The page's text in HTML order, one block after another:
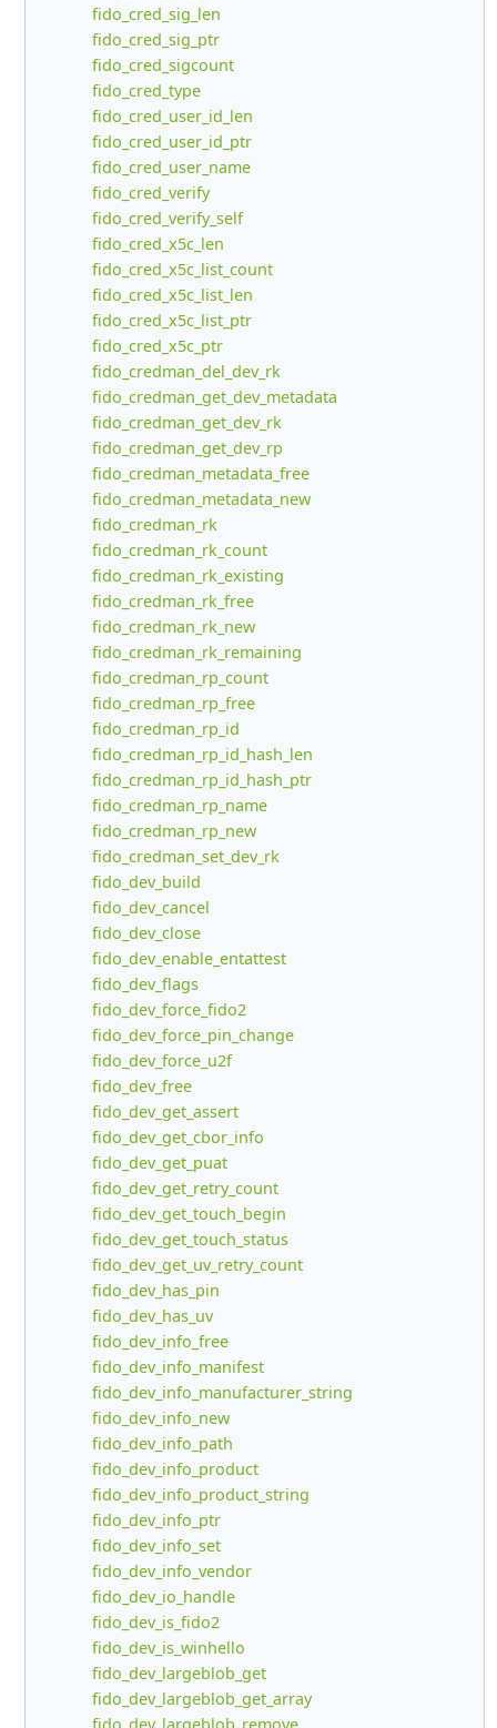
fido_cred_sig_len
fido_cred_sig_ptr
fido_cred_sigcount
fido_cred_type
fido_cred_user_id_len
fido_cred_user_id_ptr
fido_cred_user_name
fido_cred_verify
fido_cred_verify_self
fido_cred_x5c_len
fido_cred_x5c_list_count
fido_cred_x5c_list_len
fido_cred_x5c_list_ptr
fido_cred_x5c_ptr
fido_credman_del_dev_rk
fido_credman_get_dev_metadata
fido_credman_get_dev_rk
fido_credman_get_dev_rp
fido_credman_metadata_free
fido_credman_metadata_new
fido_credman_rk
fido_credman_rk_count
fido_credman_rk_existing
fido_credman_rk_free
fido_credman_rk_new
fido_credman_rk_remaining
fido_credman_rp_count
fido_credman_rp_free
fido_credman_rp_id
fido_credman_rp_id_hash_len
fido_credman_rp_id_hash_ptr
fido_credman_rp_name
fido_credman_rp_new
fido_credman_set_dev_rk
fido_dev_build
fido_dev_cancel
fido_dev_close
fido_dev_enable_entattest
fido_dev_flags
fido_dev_force_fido2
fido_dev_force_pin_change
fido_dev_force_u2f
fido_dev_free
fido_dev_get_assert
fido_dev_get_cbor_info
fido_dev_get_puat
fido_dev_get_retry_count
fido_dev_get_touch_begin
fido_dev_get_touch_status
fido_dev_get_uv_retry_count
fido_dev_has_pin
fido_dev_has_uv
fido_dev_info_free
fido_dev_info_manifest
fido_dev_info_manufacturer_string
fido_dev_info_new
fido_dev_info_path
fido_dev_info_product
fido_dev_info_product_string
fido_dev_info_ptr
fido_dev_info_set
fido_dev_info_vendor
fido_dev_io_handle
fido_dev_is_fido2
fido_dev_is_winhello
fido_dev_largeblob_get
fido_dev_largeblob_get_array
fido_dev_largeblob_remove